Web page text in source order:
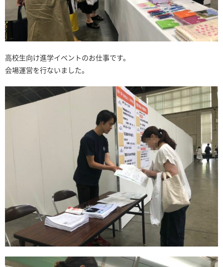
高校生向け進学イベントのお仕事です。
会場運営を行ないました。